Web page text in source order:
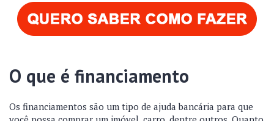
O que é financiamento
Os financiamentos são um tipo de ajuda bancária para que